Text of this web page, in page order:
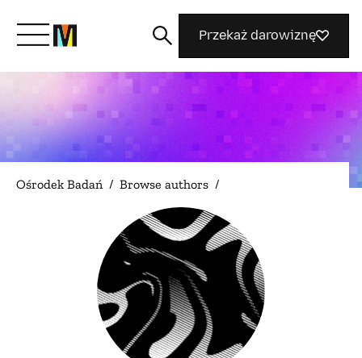
Poznaj Mozillę
Co robimy
Dołącz do nas
Magazyn
Przekaż darowiznę
Ośrodek Badań / Browse authors /